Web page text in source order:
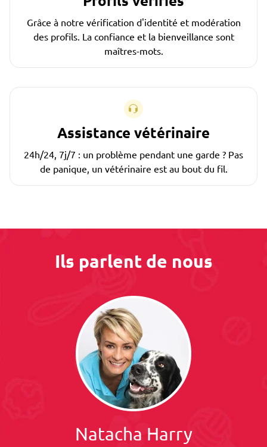
Grâce à notre vérification d'identité et modération
des profils. La confiance et la bienveillance sont
maîtres-mots.
Assistance vétérinaire
24h/24, 7j/7 : un problème pendant une garde ? Pas
de panique, un vétérinaire est au bout du fil.
Ils parlent de nous
Natacha Harry